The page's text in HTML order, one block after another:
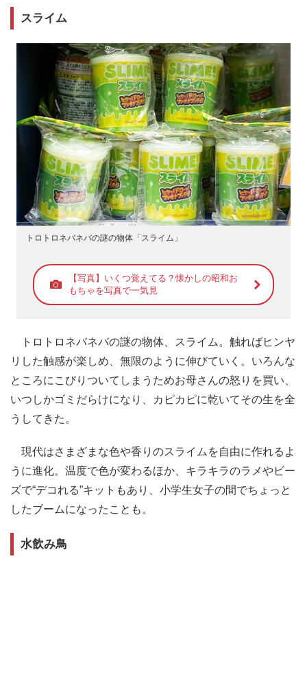
スライム
トロトロネバネバの謎の物体「スライム」
【写真】いくつ覚えてる？懐かしの昭和お
もちゃを写真で一気見
トロトロネバネバの謎の物体、スライム。触ればヒンヤ
リした触感が楽しめ、無限のように伸びていく。いろんな
ところにこびりついてしまうためお母さんの怒りを買い、
いつしかゴミだらけになり、カピカピに乾いてその生を全
うしてきた。
現代はさまざまな色や香りのスライムを自由に作れるよ
うに進化。温度で色が変わるほか、キラキラのラメやビー
ズで“デコれる”キットもあり、小学生女子の間でちょっと
したブームになったことも。
水飲み鳥